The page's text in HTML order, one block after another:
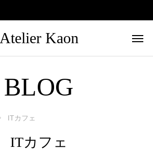
Atelier Kaon
BLOG
ITカフェ
ITカフェ